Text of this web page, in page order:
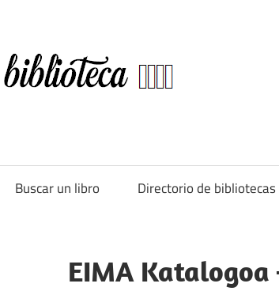
Buscar un libro Directorio de bibliotecas
EIMA Katalogoa